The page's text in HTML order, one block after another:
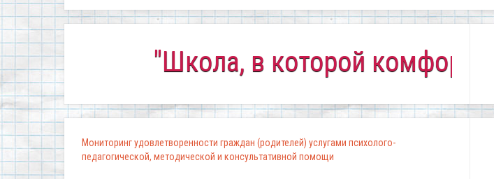
"Школа, в которой комфортно всем!"
Мониторинг удовлетворенности граждан (родителей) услугами психолого-
педагогической, методической и консультативной помощи